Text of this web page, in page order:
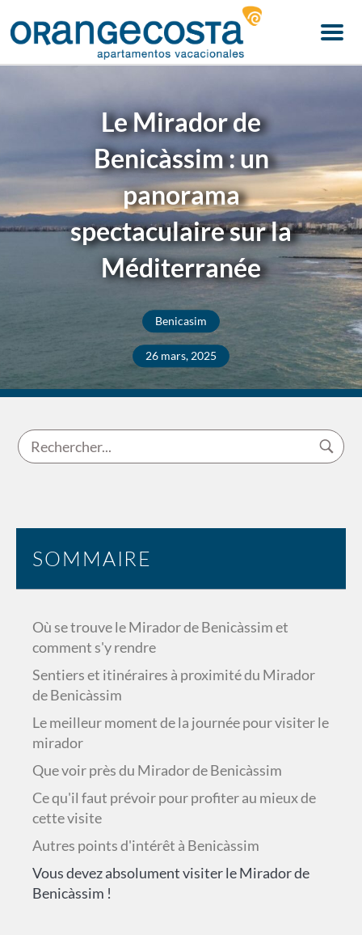
Menu
Le Mirador de
Benicàssim : un
panorama
spectaculaire sur la
Méditerranée
Benicasim
26 mars, 2025
SOMMAIRE
Où se trouve le Mirador de Benicàssim et
comment s'y rendre
Sentiers et itinéraires à proximité du Mirador
de Benicàssim
Le meilleur moment de la journée pour visiter le
mirador
Que voir près du Mirador de Benicàssim
Ce qu'il faut prévoir pour profiter au mieux de
cette visite
Autres points d'intérêt à Benicàssim
Vous devez absolument visiter le Mirador de
Benicàssim !